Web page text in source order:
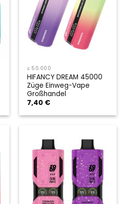
≤ 50.000
HIFANCY DREAM 45000
Züge Einweg-Vape
Großhandel
7,40 €